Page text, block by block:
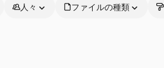
人々 ファイルの種類